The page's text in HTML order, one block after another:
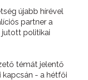
újabb hírével
partner a
jutott politikai
témát jelentő
- a hétfői